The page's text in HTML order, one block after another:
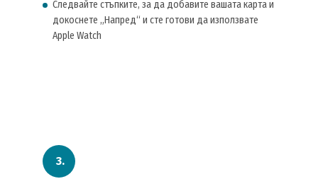
Следвайте стъпките, за да добавите вашата карта и
докоснете „Напред“ и сте готови да използвате
Apple Watch